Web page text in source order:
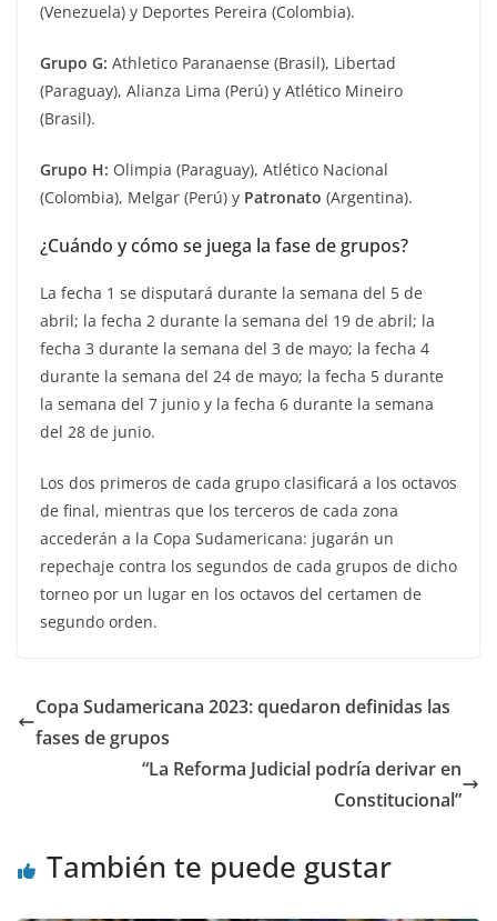
(Venezuela) y Deportes Pereira (Colombia).
Grupo G: Athletico Paranaense (Brasil), Libertad
(Paraguay), Alianza Lima (Perú) y Atlético Mineiro
(Brasil).
Grupo H: Olimpia (Paraguay), Atlético Nacional
(Colombia), Melgar (Perú) y Patronato (Argentina).
¿Cuándo y cómo se juega la fase de grupos?
La fecha 1 se disputará durante la semana del 5 de
abril; la fecha 2 durante la semana del 19 de abril; la
fecha 3 durante la semana del 3 de mayo; la fecha 4
durante la semana del 24 de mayo; la fecha 5 durante
la semana del 7 junio y la fecha 6 durante la semana
del 28 de junio.
Los dos primeros de cada grupo clasificará a los octavos
de final, mientras que los terceros de cada zona
accederán a la Copa Sudamericana: jugarán un
repechaje contra los segundos de cada grupos de dicho
torneo por un lugar en los octavos del certamen de
segundo orden.
Copa Sudamericana 2023: quedaron definidas las
fases de grupos
“La Reforma Judicial podría derivar en
Constitucional”
También te puede gustar